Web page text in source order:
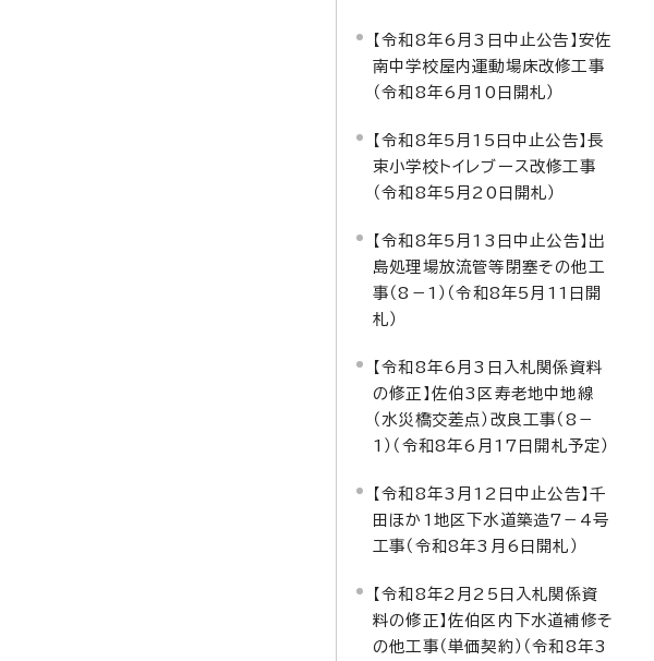
【令和8年6月3日中止公告】安佐
南中学校屋内運動場床改修工事
（令和8年6月10日開札）
【令和8年5月15日中止公告】長
束小学校トイレブース改修工事
（令和8年5月20日開札）
【令和8年5月13日中止公告】出
島処理場放流管等閉塞その他工
事（8－1）（令和8年5月11日開
札）
【令和8年6月3日入札関係資料
の修正】佐伯3区寿老地中地線
（水災橋交差点）改良工事（8－
1）（令和8年6月17日開札予定）
【令和8年3月12日中止公告】千
田ほか1地区下水道築造7－4号
工事（令和8年3月6日開札）
【令和8年2月25日入札関係資
料の修正】佐伯区内下水道補修そ
の他工事（単価契約）（令和8年3